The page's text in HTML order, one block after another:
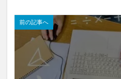
前の記事へ